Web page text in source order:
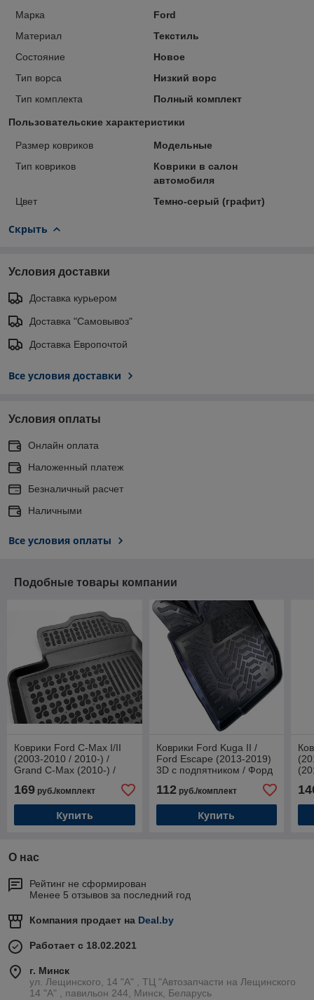
Марка
Ford
Материал
Текстиль
Состояние
Новое
Тип ворса
Низкий ворс
Тип комплекта
Полный комплект
Пользовательские характеристики
Размер ковриков
Модельные
Тип ковриков
Коврики в салон
автомобиля
Цвет
Темно-серый (графит)
Скрыть
Условия доставки
Доставка курьером
Доставка "Самовывоз"
Доставка Европочтой
Все условия доставки
Условия оплаты
Онлайн оплата
Наложенный платеж
Безналичный расчет
Наличными
Все условия оплаты
Подобные товары компании
Коврики Ford C-Max I/II
(2003-2010 / 2010-) /
Grand C-Max (2010-) /
Форд С-Макс / Гранд С-
Макс
169 руб./комплект
Купить
Коврики Ford Kuga II /
Ford Escape (2013-2019)
3D c подпятником / Форд
[60422]
112руб./комплект
Купить
О нас
Рейтинг не сформирован
Менее 5 отзывов за последний год
Компания продает на Deal.by
Работает с 18.02.2021
г. Минск
ул. Лещинского, 14 "А" , ТЦ "Автозапчасти на Лещинcкого
14 "A" , павильон 244, Минск, Беларусь